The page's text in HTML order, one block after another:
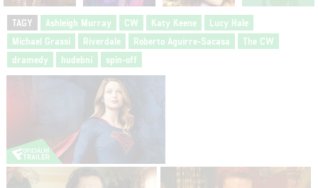
TAGY Ashleigh Murray CW Katy Keene
Lucy Hale
Michael Grassi
Riverdale Roberto Aguirre-Sacasa
The CW
dramedy
hudební spin-off